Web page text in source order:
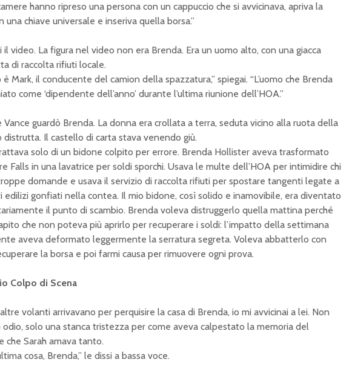
hanno ripreso una persona con un cappuccio che si avvicinava, apriva la
una chiave universale e inseriva quella borsa.”
il video. La figura nel video non era Brenda. Era un uomo alto, con una giacca
di raccolta rifiuti locale.
è Mark, il conducente del camion della spazzatura,” spiegai. “L’uomo che Brenda
come ‘dipendente dell’anno’ durante l’ultima riunione dell’HOA.”
Vance guardò Brenda. La donna era crollata a terra, seduta vicino alla ruota della
distrutta. Il castello di carta stava venendo giù.
solo di un bidone colpito per errore. Brenda Hollister aveva trasformato
Falls in una lavatrice per soldi sporchi. Usava le multe dell’HOA per intimidire chi
domande e usava il servizio di raccolta rifiuti per spostare tangenti legate a
edilizi gonfiati nella contea. Il mio bidone, così solido e inamovibile, era diventato
il punto di scambio. Brenda voleva distruggerlo quella mattina perché
che non poteva più aprirlo per recuperare i soldi: l’impatto della settimana
aveva deformato leggermente la serratura segreta. Voleva abbatterlo con
la borsa e poi farmi causa per rimuovere ogni prova.
Colpo di Scena
volanti arrivavano per perquisire la casa di Brenda, io mi avvicinai a lei. Non
odio, solo una stanca tristezza per come aveva calpestato la memoria del
che Sarah amava tanto.
cosa, Brenda,” le dissi a bassa voce.